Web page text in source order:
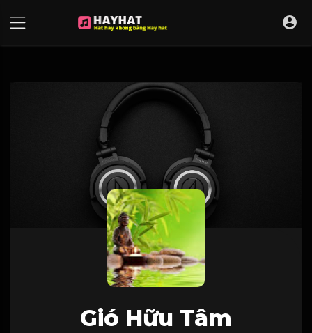
Gió Hữu Tâm